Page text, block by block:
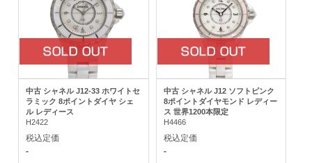
中古 シャネル J12-33 ホワイトセ
ラミック 8ポイントダイヤ シェ
ル レディース
H2422
税込定価
-
中古 シャネル J12 ソフトピンク
8ポイントダイヤモンド レディー
ス 世界1200本限定
H4466
税込定価
-